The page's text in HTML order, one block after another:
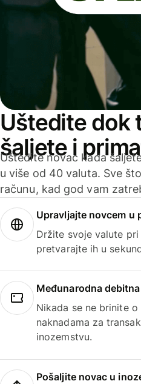
Uštedite dok
šaljete i
Uštedite novac kada
u više od 40 valuta. Sve
računu, kad god vam
Upravljajte novcem u
Držite svoje valute
pretvarajte ih u
Međunarodna
Nikada se ne brinite
naknadama za
inozemstvu.
Pošaljite novac u